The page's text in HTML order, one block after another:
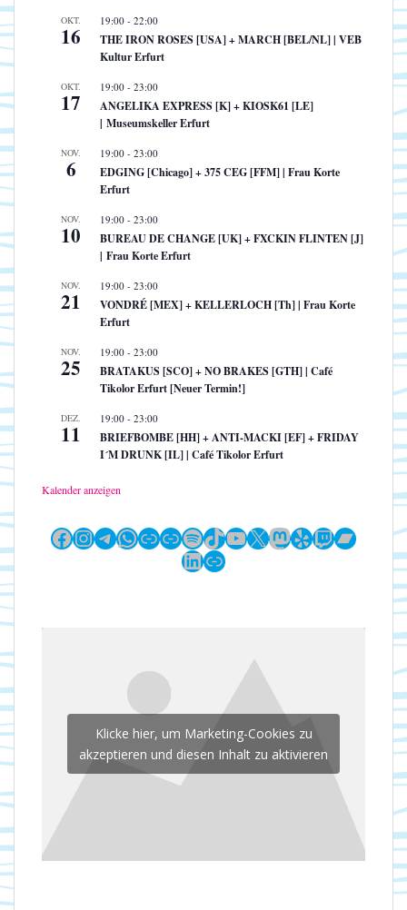
OKT.
16
19:00 - 22:00
THE IRON ROSES [USA] + MARCH [BEL/NL] | VEB
Kultur Erfurt
OKT.
17
19:00 - 23:00
ANGELIKA EXPRESS [K] + KIOSK61 [LE]
| Museumskeller Erfurt
NOV.
6
19:00 - 23:00
EDGING [Chicago] + 375 CEG [FFM] | Frau Korte
Erfurt
NOV.
10
19:00 - 23:00
BUREAU DE CHANGE [UK] + FXCKIN FLINTEN [J]
| Frau Korte Erfurt
NOV.
21
19:00 - 23:00
VONDRÉ [MEX] + KELLERLOCH [Th] | Frau Korte
Erfurt
NOV.
25
19:00 - 23:00
BRATAKUS [SCO] + NO BRAKES [GTH] | Café
Tikolor Erfurt [Neuer Termin!]
DEZ.
11
19:00 - 23:00
BRIEFBOMBE [HH] + ANTI-MACKI [EF] + FRIDAY
I´M DRUNK [IL] | Café Tikolor Erfurt
Kalender anzeigen
Facebook
Instagram
Telegram
WhatsApp
LinkLinkSpotify
TikTok
YouTube
X Mastodon
YelpTwitch
LinkedIn
Link
Klicke hier, um Marketing-Cookies zu
akzeptieren und diesen Inhalt zu aktivieren